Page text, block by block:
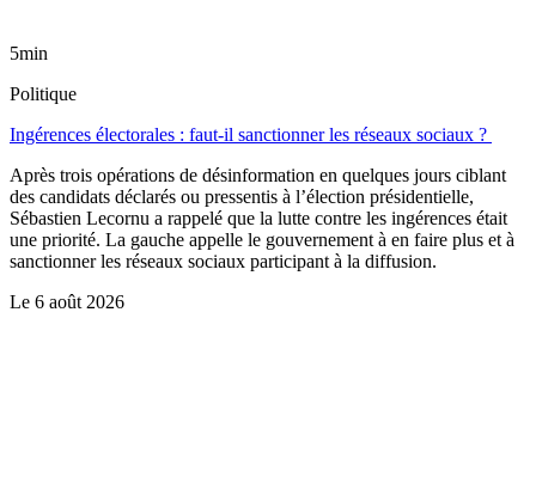
5min
Politique
Ingérences électorales : faut-il sanctionner les réseaux sociaux ?
Après trois opérations de désinformation en quelques jours ciblant
des candidats déclarés ou pressentis à l’élection présidentielle,
Sébastien Lecornu a rappelé que la lutte contre les ingérences était
une priorité. La gauche appelle le gouvernement à en faire plus et à
sanctionner les réseaux sociaux participant à la diffusion.
Le 6 août 2026